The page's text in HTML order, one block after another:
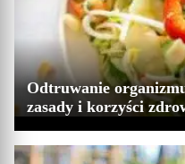
Odtruwanie
zasady i korzyści